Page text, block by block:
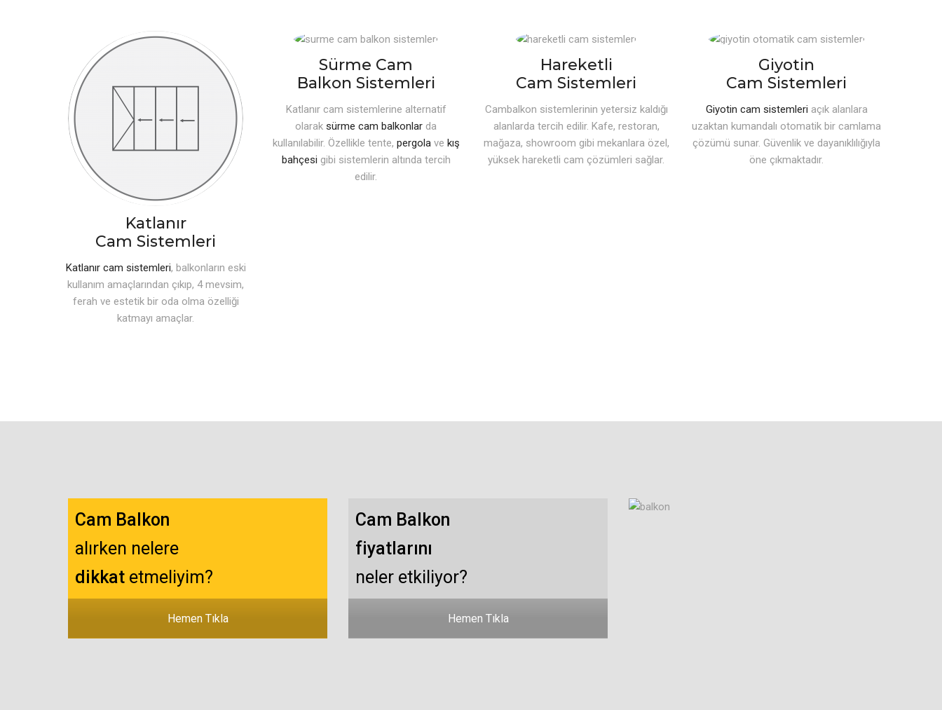
Katlanır
Cam Sistemleri
Katlanır cam sistemleri, balkonların eski
kullanım amaçlarından çıkıp, 4 mevsim,
ferah ve estetik bir oda olma özelliği
katmayı amaçlar.
Sürme Cam
Balkon Sistemleri
Katlanır cam sistemlerine alternatif
olarak sürme cam balkonlar da
kullanılabilir. Özellikle tente, pergolave kış
bahçesi gibi sistemlerin altında tercih
edilir.
Hareketli
Cam Sistemleri
Cambalkon sistemlerinin yetersiz kaldığı
alanlarda tercih edilir. Kafe, restoran,
mağaza, showroom gibi mekanlara özel,
yüksek hareketli cam çözümleri sağlar.
Giyotin
Cam Sistemleri
Giyotin cam sistemleri açık alanlara
uzaktan kumandalı otomatik bir camlama
çözümü sunar. Güvenlik ve dayanıklılığıyla
öne çıkmaktadır.
Cam Balkon
alırken nelere
dikkat etmeliyim?
Hemen Tıkla
Cam Balkon
fiyatlarını
neler etkiliyor?
Hemen Tıkla